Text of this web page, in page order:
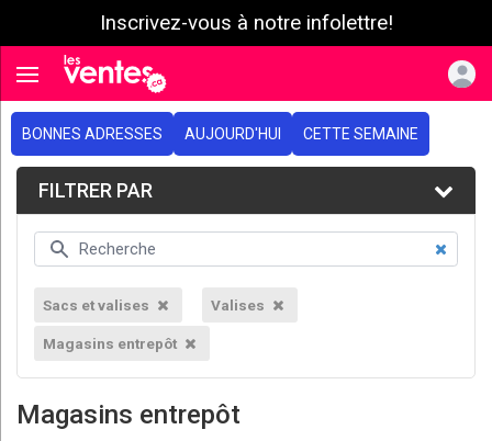
Inscrivez-vous à notre infolettre!
Toggle navigation
BONNES ADRESSES AUJOURD'HUI CETTE SEMAINE
FILTRER PAR
Sacs et valises Valises
Magasins entrepôt
Magasins entrepôt